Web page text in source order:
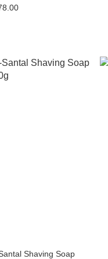
Shaving Soap